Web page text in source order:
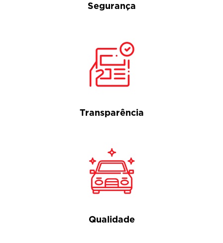
Segurança
Transparência
Qualidade